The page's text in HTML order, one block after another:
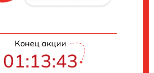
Конец акции
01:13:42